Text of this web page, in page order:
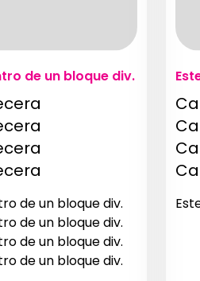
de un bloque div.
de un bloque div.
de un bloque div.
de un bloque div.
de un bloque div.